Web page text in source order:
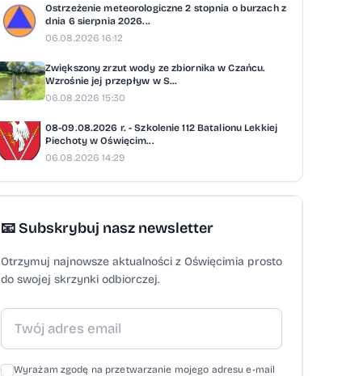
Ostrzeżenie meteorologiczne 2 stopnia o burzach z
dnia 6 sierpnia 2026...
06.08.2026 16:12
Zwiększony zrzut wody ze zbiornika w Czańcu.
Wzrośnie jej przepływ w S...
06.08.2026 15:30
08-09.08.2026 r. - Szkolenie 112 Batalionu Lekkiej
Piechoty w Oświęcim...
06.08.2026 14:29
📧 Subskrybuj nasz newsletter
Otrzymuj najnowsze aktualności z Oświęcimia prosto
do swojej skrzynki odbiorczej.
Wyrażam zgodę na przetwarzanie mojego adresu e-mail